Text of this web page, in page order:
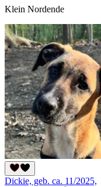
Klein Nordende
Dickie, geb. ca. 11/2025,